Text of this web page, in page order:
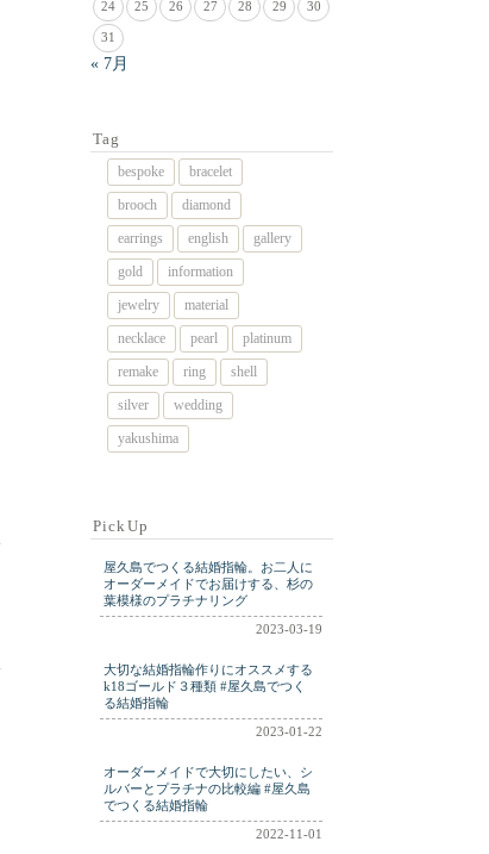
24 25 26 27 28 29 30
31
« 7月
Tag
bespoke
bracelet
brooch
diamond
earrings
english
gallery
gold
information
jewelry
material
necklace
pearl
platinum
remake
ring
shell
silver
wedding
yakushima
PickUp
屋久島でつくる結婚指輪。お二人に
オーダーメイドでお届けする、杉の
葉模様のプラチナリング
2023-03-19
大切な結婚指輪作りにオススメする
k18ゴールド３種類 #屋久島でつく
る結婚指輪
2023-01-22
オーダーメイドで大切にしたい、シ
ルバーとプラチナの比較編 #屋久島
でつくる結婚指輪
2022-11-01